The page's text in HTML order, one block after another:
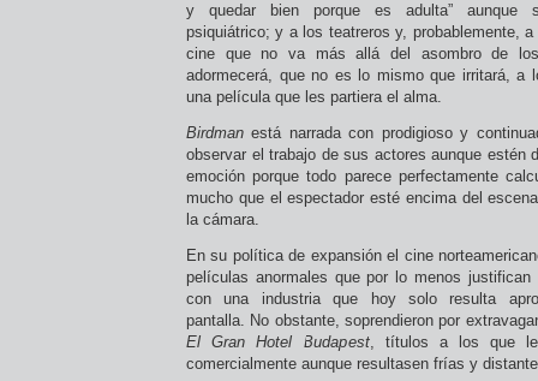
y quedar bien porque es adulta” aunque
psiquiátrico; y a los teatreros y, probablemente,
cine que no va más allá del asombro de
adormecerá, que no es lo mismo que irritará, a
una película que les partiera el alma.
Birdmanestá narrada con prodigioso y
observar el trabajo de sus actores aunque estén
emoción porque todo parece perfectamente
mucho que el espectador esté encima del
la cámara.
En su política de expansión el cine
películas anormales que por lo menos
con una industria que hoy solo resulta
pantalla. No obstante, soprendieron por
El Gran Hotel Budapest, títulos a los que
comercialmente aunque resultasen frías y